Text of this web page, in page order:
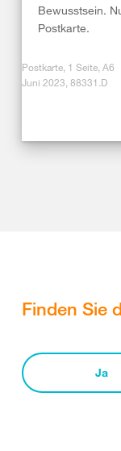
Bewusstsein.
Postkarte.
Postkarte, 1 Seite, A6
Juni 2023, 88331.D
Finden Sie
Ja